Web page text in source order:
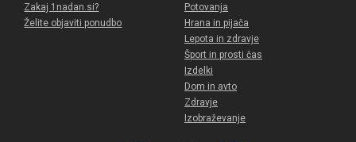
Zakaj 1nadan.si?
Želite objaviti ponudbo
Potovanja
Hrana in pijača
Lepota in zdravje
Šport in prosti čas
Izdelki
Dom in avto
Zdravje
Izobraževanje